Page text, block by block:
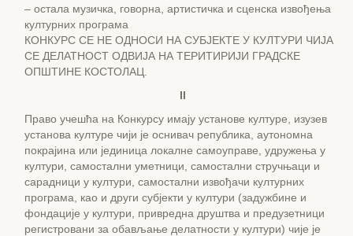
– остала музичка, говорна, артистичка и сценска извођења
културних програма
КОНКУРС СЕ НЕ ОДНОСИ НА СУБЈЕКТЕ У КУЛТУРИ ЧИЈА
СЕ ДЕЛАТНОСТ ОДВИЈА НА ТЕРИТИРИЈИ ГРАДСКЕ
ОПШТИНЕ КОСТОЛАЦ.
II
Право учешћа на Конкурсу имају установе културе, изузев
установа културе чији је оснивач република, аутономна
покрајина или јединица локалне самоуправе, удружења у
култури, самостални уметници, самостални стручњаци и
сарадници у култури, самостални извођачи културних
програма, као и други субјекти у култури (задужбине и
фондације у култури, привредна друштва и предузетници
регистровани за обављање делатности у култури) чије је